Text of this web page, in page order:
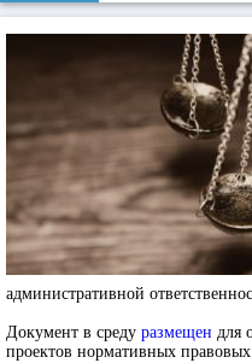
административной
Документ в среду размещен для
проектов нормативных правовых